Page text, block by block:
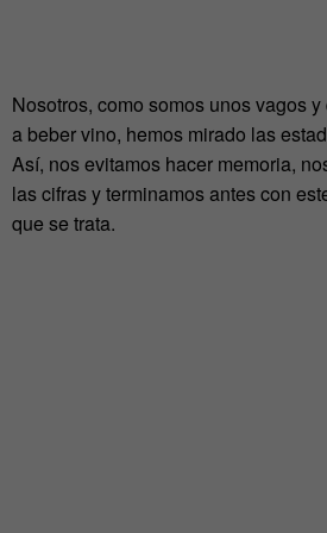
Nosotros, como somos unos vagos
a beber vino, hemos mirado las
Así, nos evitamos hacer memoria,
las cifras y terminamos antes con
que se trata.